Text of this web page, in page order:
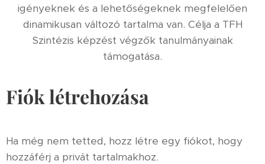
igényeknek és a lehetőségeknek megfelelően
dinamikusan változó tartalma van. Célja a TFH
Szintézis képzést végzők tanulmányainak
támogatása.
Fiók létrehozása
Ha még nem tetted, hozz létre egy fiókot, hogy
hozzáférj a privát tartalmakhoz.